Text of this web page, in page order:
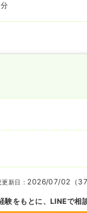
新日： 2026/07/02（37
験をもとに、LINEで相